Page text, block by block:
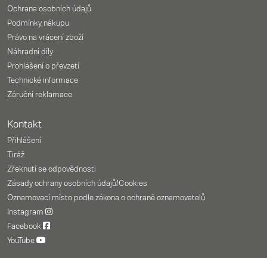
Ochrana osobních údajů
Podmínky nákupu
Právo na vrácení zboží
Náhradní díly
Prohlášení o převzetí
Technické informace
Záruční reklamace
Kontakt
Přihlášení
Tiráž
Zřeknutí se odpovědnosti
Zásady ochrany osobních údajů/Cookies
Oznamovací místo podle zákona o ochraně oznamovatelů
Instagram
Facebook
YouTube